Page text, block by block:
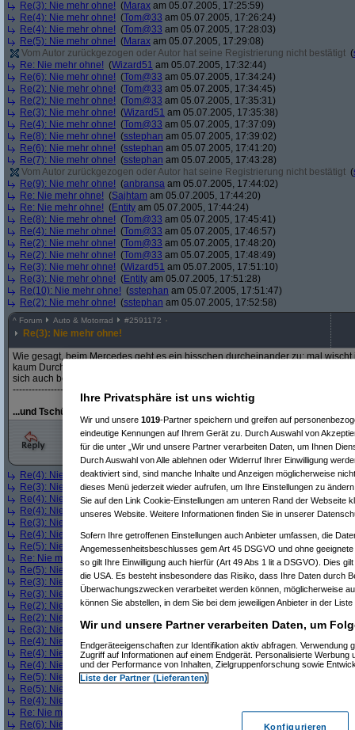
Re(3): Nie mehr ohne! (Marax am 05.07.2005, 17:25:59)
Re(4): Nie mehr ohne! (Tom@33 am 05.07.2005, 17:26:24)
Re(4): Nie mehr ohne! (Tom@33 am 05.07.2005, 17:28:03)
Re(5): Nie mehr ohne! (Marax am 05.07.2005, 17:29:08)
Vom Autor zurückgezogen oder Autor hat seine Registrierung nicht bestätigt (
Re: Nie mehr ohne! (Wizard51 am 05.07.2005, 17:32:44)
Re(6): Nie mehr ohne! (Tom@33 am 05.07.2005, 17:34:24)
Re(2): Nie mehr ohne! (Tom@33 am 05.07.2005, 17:34:45)
Re(2): Nie mehr ohne! (Tom@33 am 05.07.2005, 17:35:31)
Re(3): Nie mehr ohne! (Wizard51 am 05.07.2005, 17:35:38)
Re(4): Nie mehr ohne! (Tom@33 am 05.07.2005, 17:37:09)
Re(8): Nie mehr ohne! (sstephan am 05.07.2005, 17:39:02)
Re(6): Nie mehr ohne! (sstephan am 05.07.2005, 17:41:20)
Re(7): Nie mehr ohne! (sstephan am 05.07.2005, 17:43:28)
Vom Autor zurückgezogen oder Autor hat seine Registrierung nicht bestätigt (
Re(9): Nie mehr ohne! (anbransa am 05.07.2005, 17:44:02)
Re: Nie mehr ohne! (Sajhtam am 05.07.2005, 17:44:20)
Re: Nie mehr ohne! (Entity am 05.07.2005, 17:44:24)
Re(8): Nie mehr ohne! (Tom@33 am 05.07.2005, 17:45:41)
Re(4): Nie mehr ohne! (Tom@33 am 05.07.2005, 17:46:57)
Re(2): Nie mehr ohne! (Tom@33 am 05.07.2005, 17:48:20)
Re(2): Nie mehr ohne! (Tom@33 am 05.07.2005, 17:48:49)
Re(3): Nie mehr ohne! (Wizard51 am 05.07.2005, 17:51:10)
Re(3): Nie mehr ohne! (Entity am 05.07.2005, 17:51:28)
Re(10): Nie mehr ohne! (sstephan am 05.07.2005, 17:51:47)
Re(2): Nie mehr ohne! (sstephan am 05.07.2005, 17:52:58)
^ Forum Auto & Motorrad #2591172
Re(3): Nie mehr ohne!
Wie gesagt, beim Mercedes geht es ein bisschen durcheinander zu: mal
kaum Durchblich hat gleich im nächsten glubt man dass die Wischer
sich auch bei schönstem Sonnenschein ein, aber das habe ich erklärt gekriegt!
----------------------------------------------------------------------------------
...und Tschüss!!
Re(4): Nie mehr ohne!(Tom@33am 05.07.2005, 17:54:49)
Re(3): Nie mehr ohne!(Entityam 05.07.2005, 17:55:51)
Re(4): Nie mehr ohne!( Tom@33am 05.07.2005, 17:56:11)
Re(4): Nie mehr ohne!(Tom@33am 05.07.2005, 17:56:55)
Re(3): Nie mehr ohne!
Re(4): Nie mehr ohne!( Tom@33am 05.07.2005, 18:24:50)
Re(5): Nie mehr ohne!(phjam 05.07.2005, 18:38:55)
Re: Nie mehr ohne! (T_o_mam 05.07.2005, 18:39:07)
Re(5): Nie mehr ohne! ( phj
am 05.07.2005, 18:40:13)
Re(3): Nie mehr ohne! (phjam 05.07.2005, 18:41:54)
Re(3): Nie mehr ohne!(phjam 05.07.2005, 18:43:01)
Re(2): Nie mehr ohne!( sstephan am 05.07.2005, 18:43:30)
Re(2): Nie mehr ohne!
Re(3): Nie mehr ohne!( sstephan am 05.07.2005, 18:44:23)
Re(4): Nie mehr ohne!(Tom@33am 05.07.2005, 18:44:27)
Re(4): Nie mehr ohne!(phjam 05.07.2005, 18:44:41)
Re(4): Nie mehr ohne!(Tom@33 am 05.07.2005, 18:47:36)
Re(5): Nie mehr ohne!(phjam 05.07.2005, 18:48:08)
Re(5): Nie mehr ohne!
Re(4): Nie mehr ohne!
Re: Nie mehr ohne!
am 05.07.2005, 18:49:14)
Re(6): Nie mehr ohne!
am 05.07.2005, 18:49:51)
Ihre Privatsphäre ist uns wichtig
Wir und unsere 1019-Partner speichern und greifen auf
eindeutige Kennungen auf Ihrem Gerät zu. Durch Auswahl von
für die unter „Wir und unsere Partner verarbeiten Daten, um Ihnen
Durch Auswahl von Alle ablehnen oder Widerruf Ihrer Einwilligung
deaktiviert sind, sind manche Inhalte und Anzeigen möglicherweise
dieses Menü jederzeit wieder aufrufen, um Ihre Einstellungen zu
Sie auf den Link Cookie-Einstellungen am unteren Rand der Webseite
unseres Website. Weitere Informationen finden Sie in unserer
Sofern Ihre getroffenen Einstellungen auch Anbieter umfassen, die
Angemessenheitsbeschlusses gem Art 45 DSGVO und ohne
so gilt Ihre Einwilligung auch hierfür (Art 49 Abs 1 lit a DSGVO). Dies
die USA. Es besteht insbesondere das Risiko, dass Ihre Daten durch
Überwachungszwecken verarbeitet werden können, möglicherweise
können Sie abstellen, in dem Sie bei dem jeweiligen Anbieter in der
Wir und unsere Partner verarbeiten Daten, um
Endgeräteeigenschaften zur Identifikation aktiv abfragen. Verwendung
Zugriff auf Informationen auf einem Endgerät. Personalisierte Werbung
und der Performance von Inhalten, Zielgruppenforschung sowie
Liste der Partner (Lieferanten)
Konfigurieren